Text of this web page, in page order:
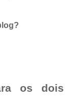
os dois